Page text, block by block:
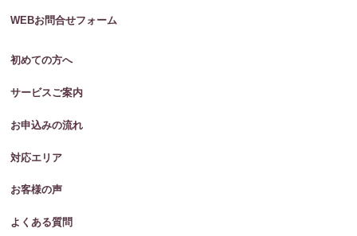
WEBお問合せフォーム
初めての方へ
サービスご案内
お申込みの流れ
対応エリア
お客様の声
よくある質問